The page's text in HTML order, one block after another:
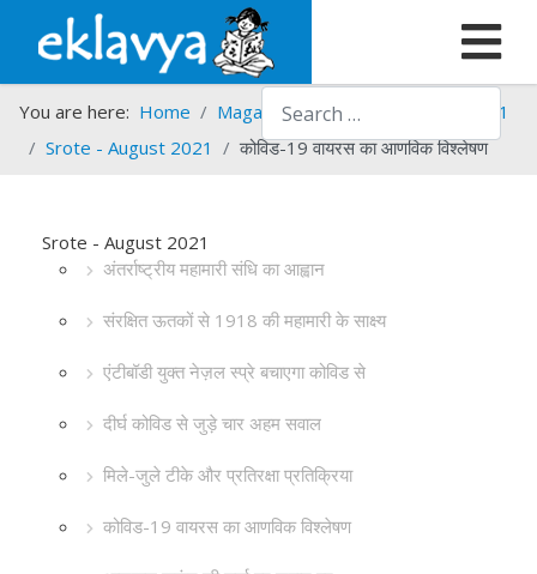
Search
You are here: Home Magazines Srote
Srote - 2021
Srote - August 2021
कोविड-19 वायरस का आणविक विश्लेषण
Srote - August 2021
अंतर्राष्ट्रीय महामारी संधि का आह्वान
संरक्षित ऊतकों से 1918 की महामारी के साक्ष्य
एंटीबॉडी युक्त नेज़ल स्प्रे बचाएगा कोविड से
दीर्घ कोविड से जुड़े चार अहम सवाल
मिले-जुले टीके और प्रतिरक्षा प्रतिक्रिया
कोविड-19 वायरस का आणविक विश्लेषण